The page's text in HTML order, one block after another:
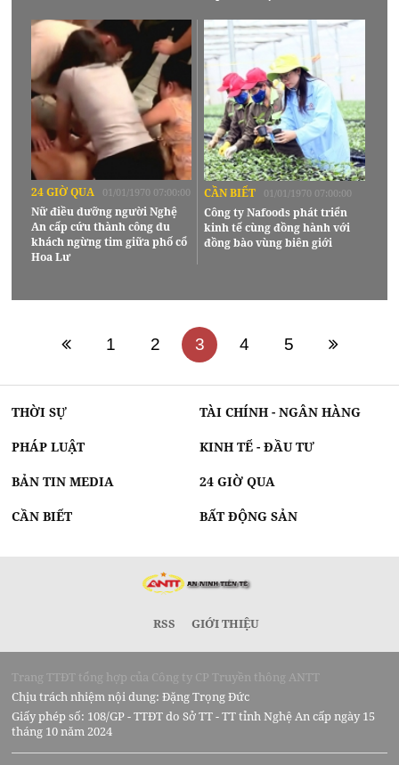
24 GIỜ QUA 01/01/1970 07:00:00
Nữ điều dưỡng người Nghệ
An cấp cứu thành công du
khách ngừng tim giữa phố cổ
Hoa Lư
CẦN BIẾT 01/01/1970 07:00:00
Công ty Nafoods phát triển
kinh tế cùng đồng hành với
đồng bào vùng biên giới
1 2 3 4 5
THỜI SỰ TÀI CHÍNH - NGÂN HÀNG
PHÁP LUẬT KINH TẾ - ĐẦU TƯ
BẢN TIN MEDIA 24 GIỜ QUA
CẦN BIẾT BẤT ĐỘNG SẢN
RSS GIỚI THIỆU
Trang TTĐT tổng hợp của Công ty CP Truyền thông ANTT
Chịu trách nhiệm nội dung: Đặng Trọng Đức
Giấy phép số: 108/GP - TTĐT do Sở TT - TT tỉnh Nghệ An cấp ngày 15
tháng 10 năm 2024